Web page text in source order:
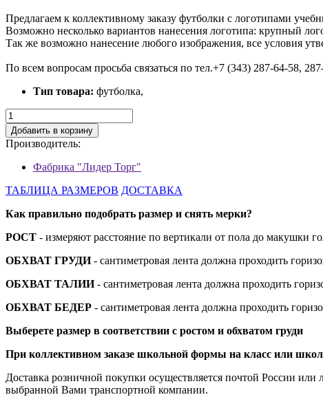
Предлагаем к коллективному заказу футболки с логотипами
Возможно несколько вариантов нанесения логотипа: крупный
Так же возможно нанесение любого изображения, все условия
По всем вопросам просьба связаться по тел.+7 (343) 287-64-58,
Тип товара: футболка,
Добавить в корзину
Производитель:
Фабрика "Лидер Торг"
ТАБЛИЦА РАЗМЕРОВ ДОСТАВКА
Как правильно подобрать размер и снять мерки?
РОСТ - измеряют расстояние по вертикали от пола до макушки
ОБХВАТ ГРУДИ- сантиметровая лента должна проходить
ОБХВАТ ТАЛИИ- сантиметровая лента должна проходить
ОБХВАТ БЕДЕР - сантиметровая лента должна проходить
Выберете размер в соответствии с ростом и обхватом груди
При коллективном заказе школьной формы на класс или
Доставка розничной покупки осуществляется почтой России
выбранной Вами транспортной компании.